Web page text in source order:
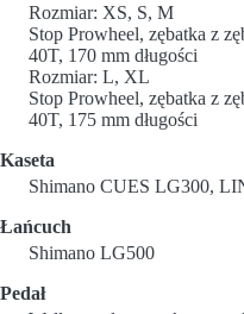
Rozmiar: XS, S, M
Stop Prowheel, zębatka z
40T, 170 mm długości
Rozmiar: L, XL
Stop Prowheel, zębatka z
40T, 175 mm długości
Kaseta
Shimano CUES LG300,
Łańcuch
Shimano LG500
Pedał